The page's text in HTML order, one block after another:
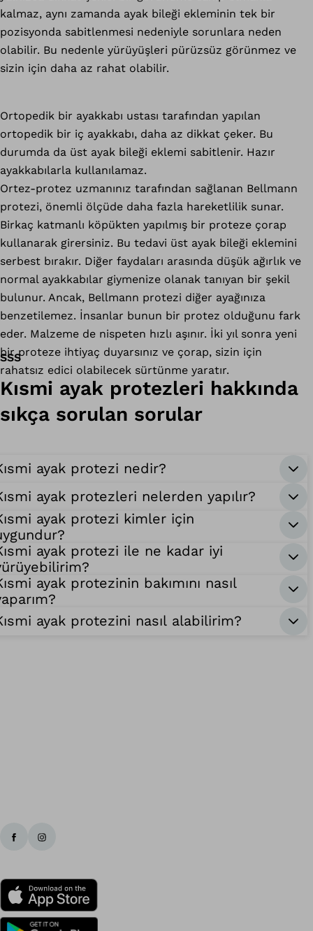
kalmaz, aynı zamanda ayak bileği ekleminin tek bir
pozisyonda sabitlenmesi nedeniyle sorunlara neden
olabilir. Bu nedenle yürüyüşleri pürüzsüz görünmez ve
sizin için daha az rahat olabilir.
Ortopedik bir ayakkabı ustası tarafından yapılan
ortopedik bir iç ayakkabı, daha az dikkat çeker. Bu
durumda da üst ayak bileği eklemi sabitlenir. Hazır
ayakkabılarla kullanılamaz.
Ortez-protez uzmanınız tarafından sağlanan Bellmann
protezi, önemli ölçüde daha fazla hareketlilik sunar.
Birkaç katmanlı köpükten yapılmış bir proteze çorap
kullanarak girersiniz. Bu tedavi üst ayak bileği eklemini
serbest bırakır. Diğer faydaları arasında düşük ağırlık ve
normal ayakkabılar giymenize olanak tanıyan bir şekil
bulunur. Ancak, Bellmann protezi diğer ayağınıza
benzetilemez. İnsanlar bunun bir protez olduğunu fark
eder. Malzeme de nispeten hızlı aşınır. İki yıl sonra yeni
bir proteze ihtiyaç duyarsınız ve çorap, sizin için
rahatsız edici olabilecek sürtünme yaratır.
SSS
Kısmi ayak protezleri hakkında
sıkça sorulan sorular
ayak protezi nedir?
ayak protezleri nelerden yapılır?
ayak protezi kimler için
ayak protezi ile ne kadar iyi
ayak protezinin bakımını nasıl
ayak protezini nasıl alabilirim?